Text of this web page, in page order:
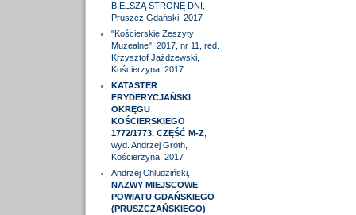
BIELSZĄ STRONĘ DNI,
Pruszcz Gdański, 2017
"Kościerskie Zeszyty
Muzealne", 2017, nr 11, red.
Krzysztof Jażdżewski,
Kościerzyna, 2017
KATASTER
FRYDERYCJAŃSKI
OKRĘGU
KOŚCIERSKIEGO
1772/1773. CZĘŚĆ M-Z,
wyd. Andrzej Groth,
Kościerzyna, 2017
Andrzej Chludziński,
NAZWY MIEJSCOWE
POWIATU GDAŃSKIEGO
(PRUSZCZAŃSKIEGO)